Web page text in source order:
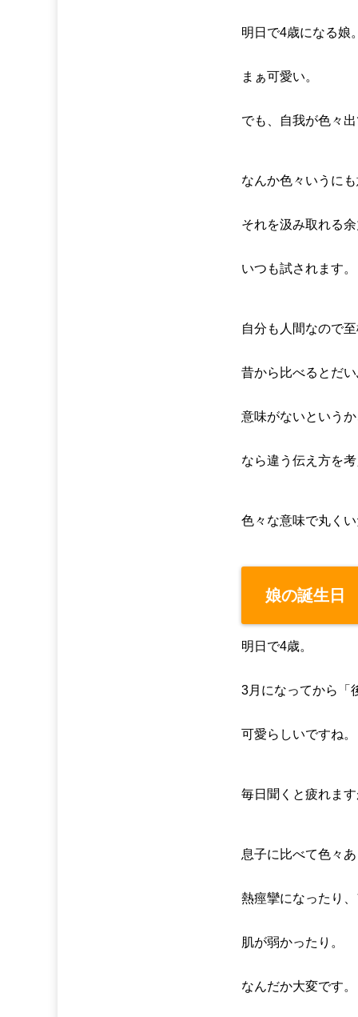
明日で4歳になる娘
まぁ可愛い。
でも、自我が色々
なんか色々いうに
それを汲み取れる
いつも試されます。
自分も人間なので
昔から比べるとだ
意味がないという
なら違う伝え方を
色々な意味で丸く
娘の誕生日
明日で4歳。
3月になってから「
可愛らしいですね。
毎日聞くと疲れま
息子に比べて色々
熱痙攣になったり
肌が弱かったり。
なんだか大変です。